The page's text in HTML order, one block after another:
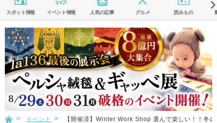
スポット情報 イベント情報 人気の記事 グルメ 読みもの
イベント 【開催済】Winter Work Shop 選んで楽しい！！冬